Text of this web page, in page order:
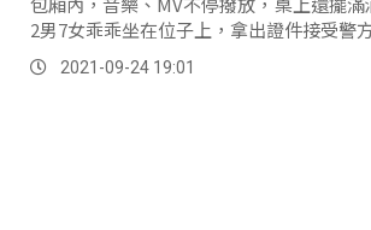
2男7女乖乖坐在位子上，拿出證件接受警
2021-09-24 19:01